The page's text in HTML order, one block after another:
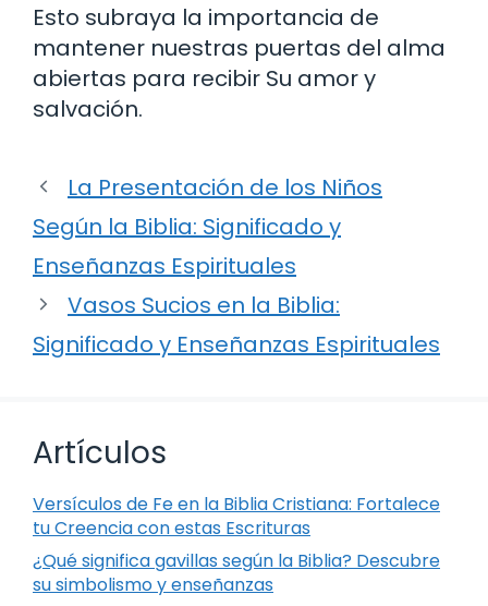
Esto subraya la importancia de
mantener nuestras puertas del alma
abiertas para recibir Su amor y
salvación.
La Presentación de los Niños
Según la Biblia: Significado y
Enseñanzas Espirituales
Vasos Sucios en la Biblia:
Significado y Enseñanzas Espirituales
Artículos
Versículos de Fe en la Biblia Cristiana: Fortalece
tu Creencia con estas Escrituras
¿Qué significa gavillas según la Biblia? Descubre
su simbolismo y enseñanzas